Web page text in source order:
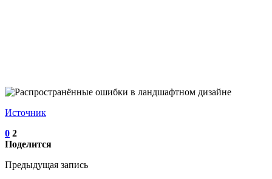
Источник
0 2
Поделится
Предыдущая запись